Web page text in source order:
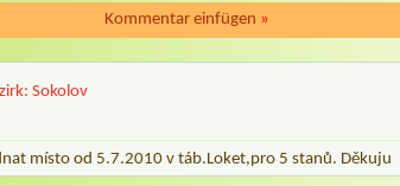
Kommentar einfügen »
Sokolov
místo od 5.7.2010 v táb.Loket,pro 5 stanů. Děkuju